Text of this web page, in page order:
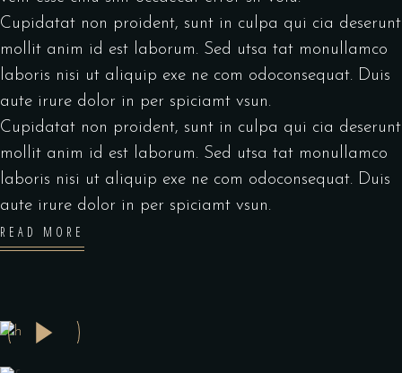
Cupidatat non proident, sunt in culpa qui cia deserunt
mollit anim id est laborum. Sed utsa tat monullamco
laboris nisi ut aliquip exe ne com odoconsequat. Duis
aute irure dolor in per spiciamt vsun.
Cupidatat non proident, sunt in culpa qui cia deserunt
mollit anim id est laborum. Sed utsa tat monullamco
laboris nisi ut aliquip exe ne com odoconsequat. Duis
aute irure dolor in per spiciamt vsun.
READ MORE